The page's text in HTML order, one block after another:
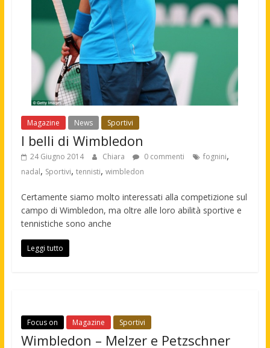
Magazine News Sportivi
I belli di Wimbledon
24 Giugno 2014 Chiara 0 commenti fognini,
nadal, Sportivi, tennisti, wimbledon
Certamente siamo molto interessati alla competizione sul
campo di Wimbledon, ma oltre alle loro abilità sportive e
tennistiche sono anche
Leggi tutto
Focus on Magazine Sportivi
Wimbledon – Melzer e Petzschner